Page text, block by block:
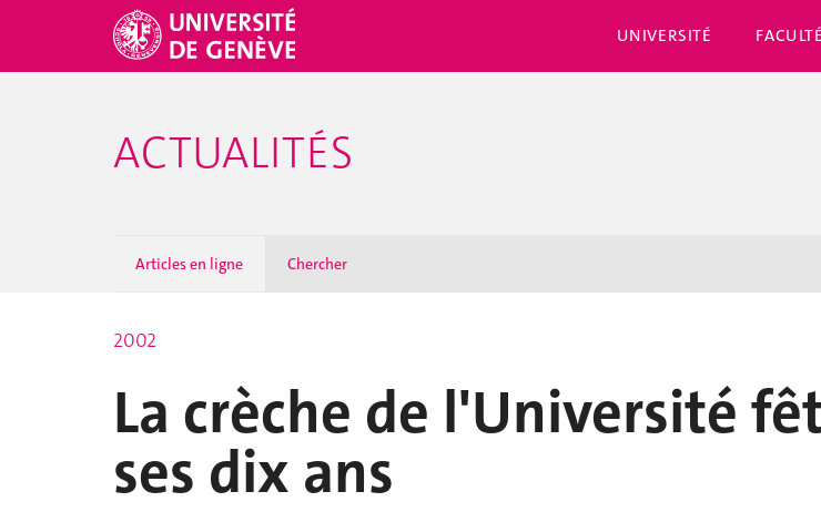
UNIVERSITÉ
ACTUALITÉS
Articles en ligne Chercher
2002
La crèche de l'Université
ses dix ans